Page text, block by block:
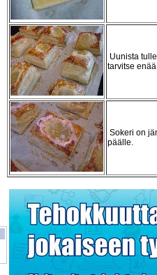
Uunista
tarvitse
Sokeri on
päälle.